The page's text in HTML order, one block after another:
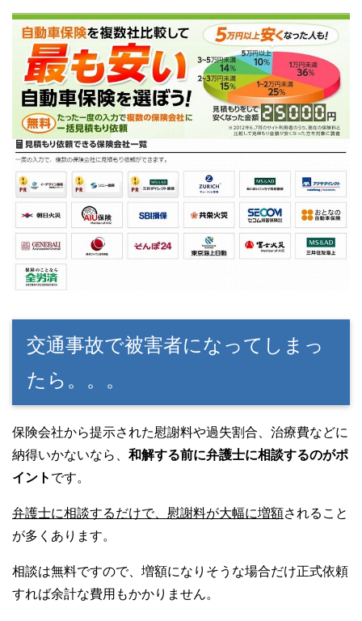
交通事故で被害者になってしまっ
たら。。。
保険会社から提示された慰謝料や過失割合、治療費などに
納得いかないなら、 和解する前に弁護士に相談するのがポ
イント です。
弁護士に相談するだけで、慰謝料が大幅に増額されること
が多くあります。
相談は無料ですので、増額になりそうな場合だけ正式依頼
すれば余計な費用もかかりません。